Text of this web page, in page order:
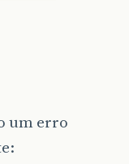
um erro